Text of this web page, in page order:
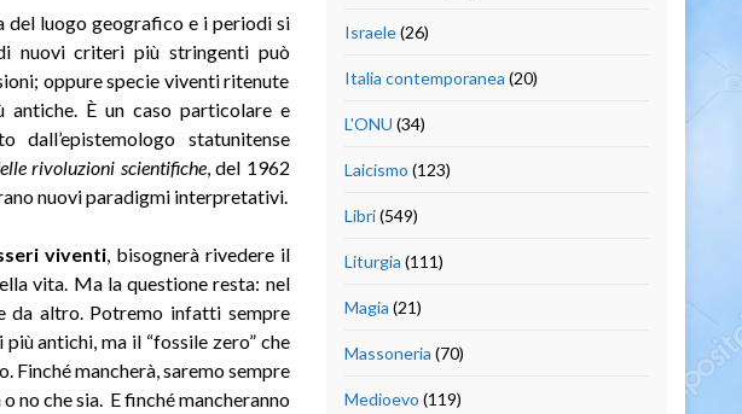
del luogo geografico e i periodi si
nuovi criteri più stringenti può
oppure specie viventi ritenute
È un caso particolare e
statunitense
rivoluzioni scientifiche, del 1962
nuovi paradigmi interpretativi.
viventi, bisognerà rivedere il
vita. Ma la questione resta: nel
da altro. Potremo infatti sempre
antichi, ma il “fossile zero” che
Finché mancherà, saremo sempre
no che sia. E finché mancheranno
Israele(26)
Italia contemporanea (20)
L'ONU (34)
Laicismo (123)
Libri(549)
Liturgia (111)
Magia (21)
Massoneria (70)
Medioevo (119)